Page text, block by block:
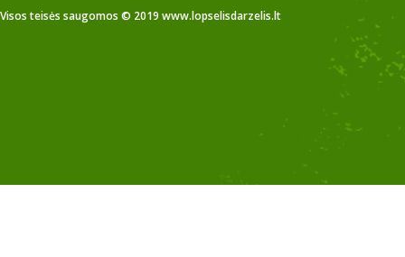
Visos teisės saugomos © 2019 www.lopselisdarzelis.lt